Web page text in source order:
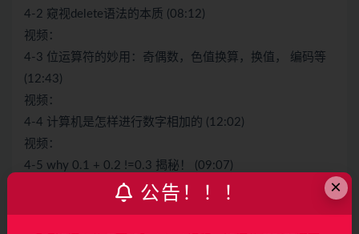
4-2 窥视delete语法的本质 (08:12)
视频：
4-3 位运算符的妙用：奇偶数，色值换算，换值， 编码等
(12:43)
视频：
4-4 计算机是怎样进行数字相加的 (12:02)
视频：
4-5 why 0.1 + 0.2 !=0.3 揭秘！ (09:07)
第5章 玩转数组高级技法8 节 | 124分钟
×
公告！！！